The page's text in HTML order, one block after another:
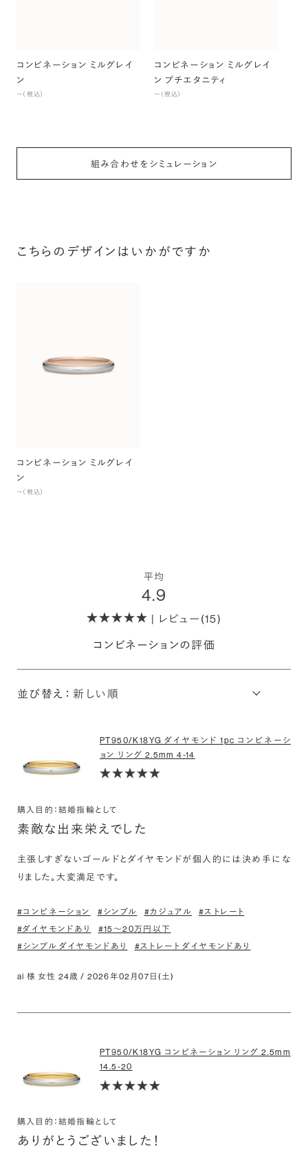
コンビネーション ミルグレイ
ン
〜（税込）
コンビネーション ミルグレイ
ン プチエタニティ
〜（税込）
組み合わせをシミュレーション
こちらのデザインはいかがですか
コンビネーション ミルグレイ
ン
〜（税込）
平均
4.9
| レビュー(15)
コンビネーションの評価
並び替え：
PT950/K18YG ダイヤモンド 1pc コンビネーシ
ョン リング 2.5mm 4-14
購入目的：結婚指輪として
素敵な出来栄えでした
主張しすぎないゴールドとダイヤモンドが個人的には決め手にな
りました。大変満足です。
#コンビネーション #シンプル #カジュアル
#ストレート
#ダイヤモンドあり
#15〜20万円以下
#シンプル ダイヤモンドあり
#ストレート ダイヤモンドあり
ai 様 女性 24歳 / 2026年02月07日(土)
PT950/K18YG コンビネーション リング 2.5mm
14.5-20
購入目的：結婚指輪として
ありがとうございました！